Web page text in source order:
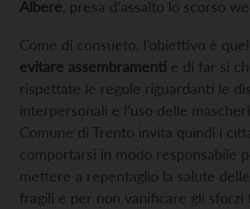
Albere , presa d’assalto lo scorso
Come di consueto, l’obiettivo è
evitare assembramenti e di far sì
rispettate le regole riguardanti le
interpersonali e l’uso delle
Comune di Trento invita quindi i
comportarsi in modo responsabile
mettere a repentaglio la salute
fragili e per non vanificare gli sforzi